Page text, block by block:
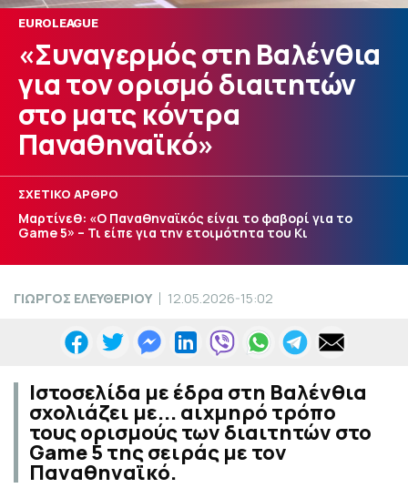
EUROLEAGUE
«Συναγερμός στη Βαλένθια
για τον ορισμό διαιτητών
στο ματς κόντρα
Παναθηναϊκό»
ΣΧΕΤΙΚΟ ΑΡΘΡΟ
Μαρτίνεθ: «Ο Παναθηναϊκός είναι το φαβορί για το
Game 5» – Τι είπε για την ετοιμότητα του Κι
ΓΙΩΡΓΟΣ ΕΛΕΥΘΕΡΙΟΥ 12.05.2026-15:02
Ιστοσελίδα με έδρα στη Βαλένθια
σχολιάζει με... αιχμηρό τρόπο
τους ορισμούς των διαιτητών στο
Game 5 της σειράς με τον
Παναθηναϊκό.